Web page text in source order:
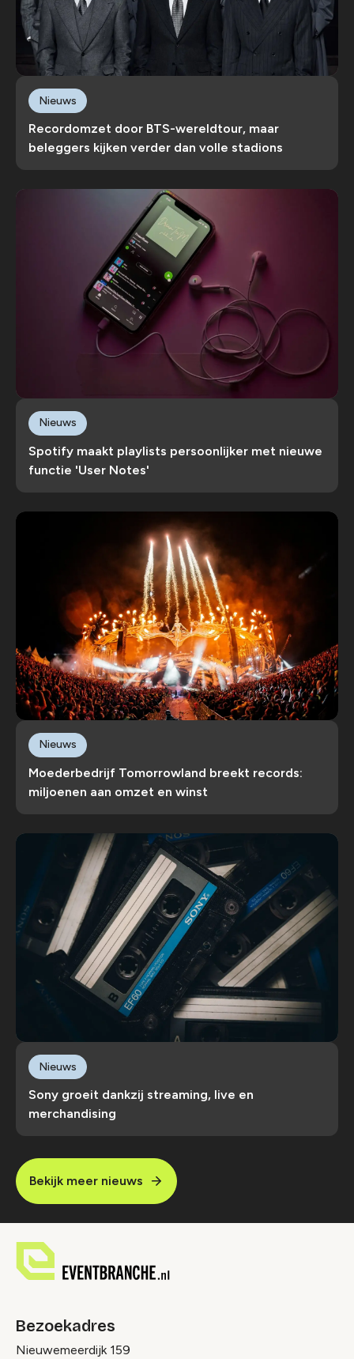
Recordomzet door BTS-wereldtour, maar
beleggers kijken verder dan volle stadions
Nieuws
Spotify maakt playlists persoonlijker met nieuwe
functie 'User Notes'
Nieuws
Moederbedrijf Tomorrowland breekt records:
miljoenen aan omzet en winst
Nieuws
Sony groeit dankzij streaming, live en
merchandising
Nieuws
Bekijk meer nieuws
Bezoekadres
Nieuwemeerdijk 159